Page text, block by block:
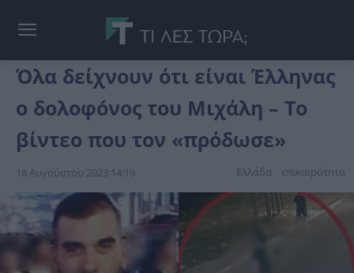
Όλα δείχνουν ότι είναι Έλληνας
ο δoλοφóνoς του Μιχάλη – Το
βίντεο που τον «πρόδωσε»
18 Αυγούστου 2023 14:19 Ελλάδα επικαιpότnτα